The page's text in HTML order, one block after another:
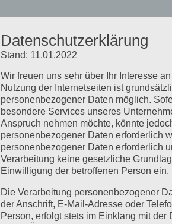
Datenschutzerklärung
Stand: 11.01.2022
Wir freuen uns sehr über Ihr Interesse
Nutzung der Internetseiten ist
personenbezogener Daten möglich.
besondere Services unseres
Anspruch nehmen möchte, könnte
personenbezogener Daten erforderlich
personenbezogener Daten erforderlich
Verarbeitung keine gesetzliche
Einwilligung der betroffenen Person ein.
Die Verarbeitung personenbezogener
der Anschrift, E-Mail-Adresse oder
Person, erfolgt stets im Einklang mit der